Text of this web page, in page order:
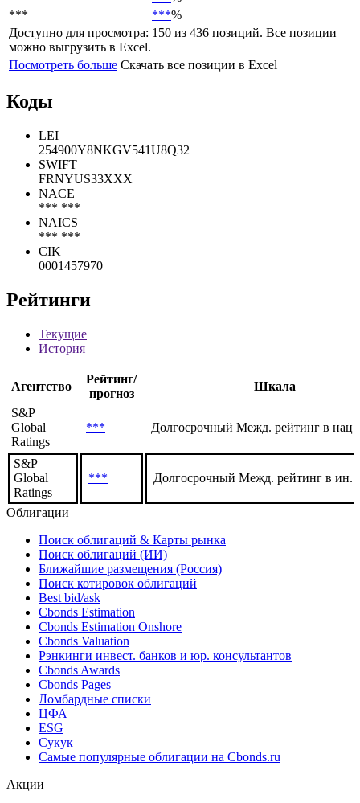
***
***%
Доступно для просмотра: 150 из 436 позиций. Все позиции
можно выгрузить в Excel.
Посмотреть больше Скачать все позиции в Excel
Коды
LEI
254900Y8NKGV541U8Q32
SWIFT
FRNYUS33XXX
NACE
*** ***
NAICS
*** ***
CIK
0001457970
Рейтинги
Текущие
История
Агентство
Рейтинг/
прогноз
Шкала
S&P
Global
Ratings
*** Долгосрочный Межд. рейтинг в нац.
S&P
Global
Ratings
*** Долгосрочный Межд. рейтинг в ин.
Облигации
Поиск облигаций & Карты рынка
Поиск облигаций (ИИ)
Ближайшие размещения (Россия)
Поиск котировок облигаций
Best bid/ask
Cbonds Estimation
Cbonds Estimation Onshore
Cbonds Valuation
Рэнкинги инвест. банков и юр. консультантов
Cbonds Awards
Cbonds Pages
Ломбардные списки
ЦФА
ESG
Сукук
Самые популярные облигации на Cbonds.ru
Акции